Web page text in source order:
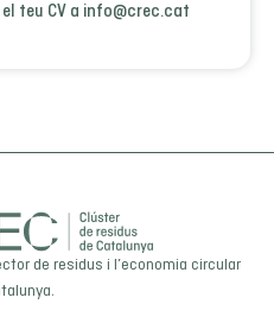
teu CV a info@crec.cat
de residus i l’economia circular